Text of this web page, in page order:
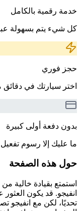
خدمة رقمية بالكامل
كل شيء يتم بسهولة عبر
حجز فوري
اختر سيارتك في دقائق
بدون دفعة أولى كبيرة
ما عليك إلا رسوم
حول هذه الصفحة
استمتع بقيادة خالية
انفيجو. قد يكون
تحديًا، لكن مع انفيجو